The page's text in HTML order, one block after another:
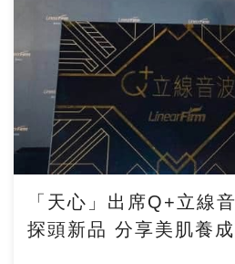
「天心」出席Q+立線
探頭新品 分享美肌養